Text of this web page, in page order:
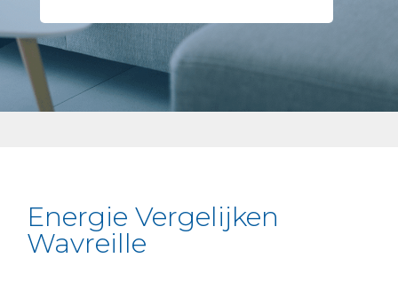
Energie Vergelijken
Wavreille